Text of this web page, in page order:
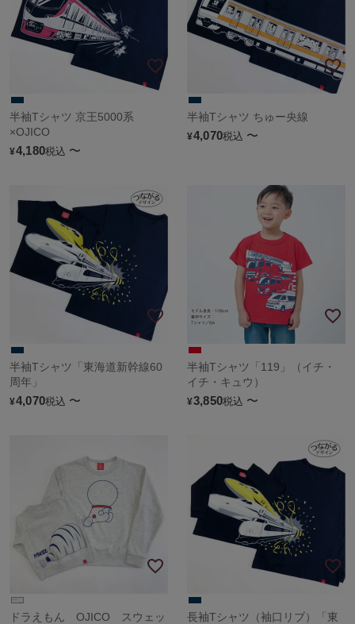
半袖Tシャツ 京王5000系
×OJICO
¥4,180税込 〜
半袖Tシャツ ちゅー央線
¥4,070税込 〜
半袖Tシャツ「東海道新幹線60
周年」
¥4,070税込 〜
半袖Tシャツ「119」（イチ・
イチ・キュウ）
¥3,850税込 〜
ドラえもん OJICO スウェッ
長袖Tシャツ（袖口リブ）「東